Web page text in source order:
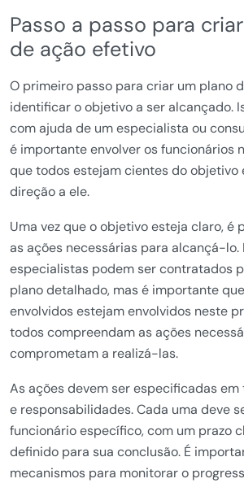
Passo a passo para
de ação efetivo
O primeiro passo para criar um plano
identificar o objetivo a ser alcançado.
com ajuda de um especialista ou
é importante envolver os funcionários
que todos estejam cientes do objetivo
direção a ele.
Uma vez que o objetivo esteja claro, é
as ações necessárias para alcançá-lo.
especialistas podem ser contratados
plano detalhado, mas é importante
envolvidos estejam envolvidos neste
todos compreendam as ações
comprometam a realizá-las.
As ações devem ser especificadas
e responsabilidades. Cada uma deve
funcionário específico, com um prazo
definido para sua conclusão. É
mecanismos para monitorar o